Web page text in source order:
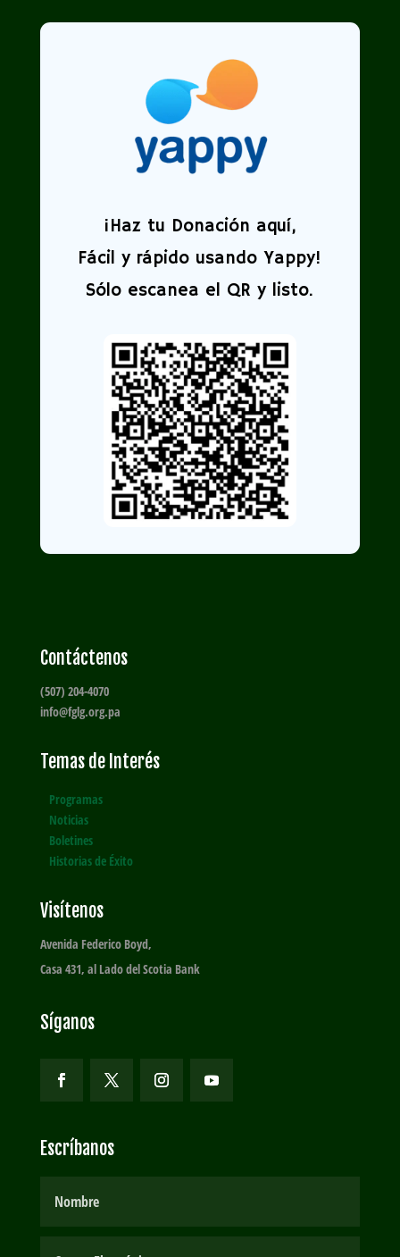
¡Haz tu Donación aquí,
Fácil y rápido usando Yappy!
Sólo escanea el QR y listo.
Contáctenos
(507) 204-4070
info@fglg.org.pa
Temas de Interés
Programas
Noticias
Boletines
Historias de Éxito
Visítenos
Avenida Federico Boyd,
Casa 431, al Lado del Scotia Bank
Síganos
Escríbanos